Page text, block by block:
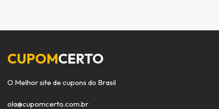
CUPOMCERTO
O Melhor site de cupons do Brasil
ola@cupomcerto.com.br